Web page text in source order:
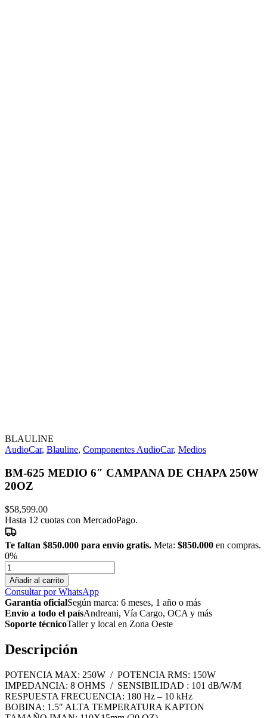
BLAULINE
AudioCar, Blauline, Componentes AudioCar, Medios
BM-625 MEDIO 6″ CAMPANA DE CHAPA 250W
20OZ
$58,599.00
Hasta 12 cuotas con MercadoPago.
Te faltan $850.000 para envío gratis. Meta: $850.000 en compras.
0%
BM-
625
MEDIO
6"
CAMPANA
DE
CHAPA
20OZ
Añadir al carrito
Consultar por WhatsApp
Garantía oficialSegún marca: 6 meses, 1 año o más
Envío a todo el paísAndreani, Vía Cargo, OCA y más
Soporte técnicoTaller y local en Zona Oeste
Descripción
POTENCIA MAX: 250W / POTENCIA RMS: 150W
IMPEDANCIA: 8 OHMS / SENSIBILIDAD : 101 dB/W/M
RESPUESTA FRECUENCIA: 180 Hz – 10 kHz
BOBINA: 1.5″ ALTA TEMPERATURA KAPTON